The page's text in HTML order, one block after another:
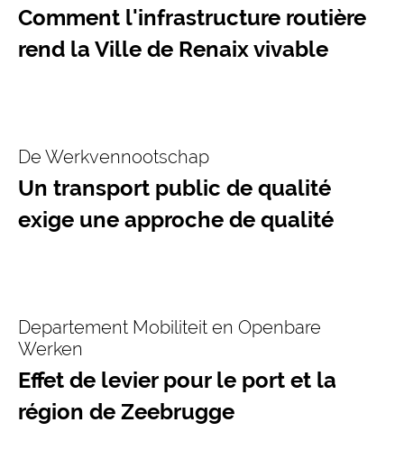
Comment l'infrastructure routière
rend la Ville de Renaix vivable
De Werkvennootschap
Un transport public de qualité
exige une approche de qualité
Departement Mobiliteit en Openbare
Werken
Effet de levier pour le port et la
région de Zeebrugge